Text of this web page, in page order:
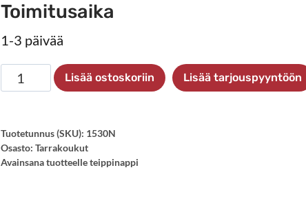
Toimitusaika
1-3 päivää
Tarrakoukku
30×30
100
kpl
Lisää ostoskoriin Lisää tarjouspyyntöön
Tuotetunnus (SKU): 1530N
Osasto: Tarrakoukut
Avainsana tuotteelleteippinappi